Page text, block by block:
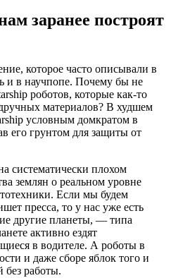
заранее построят
которое часто описывали в
и в научпопе. Почему бы не
роботов, которые как-то
материалов? В худшем
условным домкратом в
его грунтом для защиты от
систематически плохом
землян о реальном уровне
Если мы будем
пресса, то у нас уже есть
другие планеты, — типа
активно ездят
в водителе. А роботы в
и даже сборе яблок того и
без работы.